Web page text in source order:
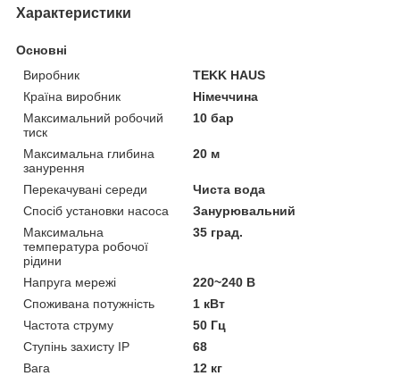
Характеристики
Основні
Виробник
TEKK HAUS
Країна виробник
Німеччина
Максимальний робочий
тиск
10 бар
Максимальна глибина
занурення
20 м
Перекачувані середи
Чиста вода
Спосіб установки насоса
Занурювальний
Максимальна
температура робочої
рідини
35 град.
Напруга мережі
220~240 В
Споживана потужність
1 кВт
Частота струму
50 Гц
Ступінь захисту IP
68
Вага
12 кг